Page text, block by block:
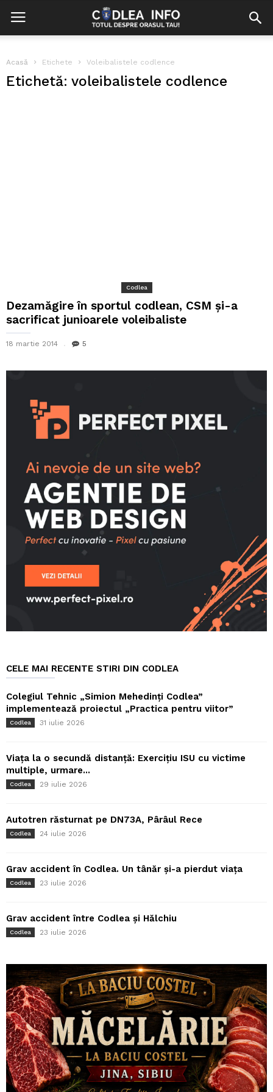
Acasă Etichete Voleibalistele codlence
Etichetă: voleibalistele codlence
Codlea
Dezamăgire în sportul codlean, CSM și-a
sacrificat junioarele voleibaliste
18 martie 2014 5
CELE MAI RECENTE STIRI DIN CODLEA
Colegiul Tehnic „Simion Mehedinți Codlea”
implementează proiectul „Practica pentru viitor”
Codlea 31 iulie 2026
Viața la o secundă distanță: Exercițiu ISU cu victime
multiple, urmare...
Codlea 29 iulie 2026
Autotren răsturnat pe DN73A, Pârâul Rece
Codlea 24 iulie 2026
Grav accident în Codlea. Un tânăr și-a pierdut viața
Codlea 23 iulie 2026
Grav accident între Codlea și Hălchiu
Codlea 23 iulie 2026